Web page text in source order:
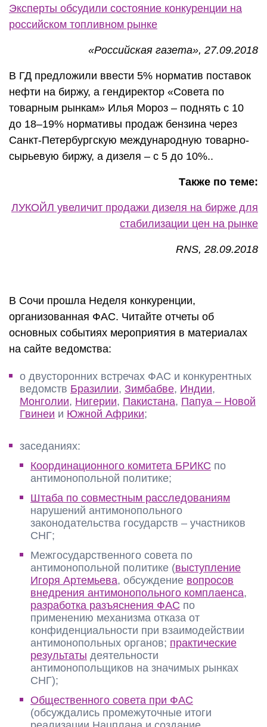
Эксперты обсудили состояние конкуренции на
российском топливном рынке
«Российская газета», 27.09.2018
В ГД предложили ввести 5% норматив поставок
нефти на биржу, а гендиректор «Совета по
товарным рынкам» Илья Мороз – поднять с 10
до 18–19% нормативы продаж бензина через
Санкт-Петербургскую международную товарно-
сырьевую биржу, а дизеля – с 5 до 10%..
Также по теме:
ЛУКОЙЛ увеличит продажи дизеля на бирже для
стабилизации цен на рынке
RNS, 28.09.2018
В Сочи прошла Неделя конкуренции,
организованная ФАС. Читайте отчеты об
основных событиях мероприятия в материалах
на сайте ведомства:
о двусторонних встречах ФАС и конкурентных
ведомств Бразилии, Зимбабве, Индии,
Монголии, Нигерии, Пакистана, Папуа – Новой
Гвинеи и Южной Африки;
заседаниях:
Координационного комитета БРИКС по
антимонопольной политике;
Штаба по совместным расследованиям
нарушений антимонопольного
законодательства государств – участников
СНГ;
Межгосударственного совета по
антимонопольной политике (выступление
Игоря Артемьева, обсуждение вопросов
внедрения антимонопольного комплаенса,
разработка разъяснения ФАС по
применению механизма отказа от
конфиденциальности при взаимодействии
антимонопольных органов; практические
результаты деятельности
антимонопольщиков на значимых рынках
СНГ);
Общественного совета при ФАС
(обсуждались промежуточные итоги